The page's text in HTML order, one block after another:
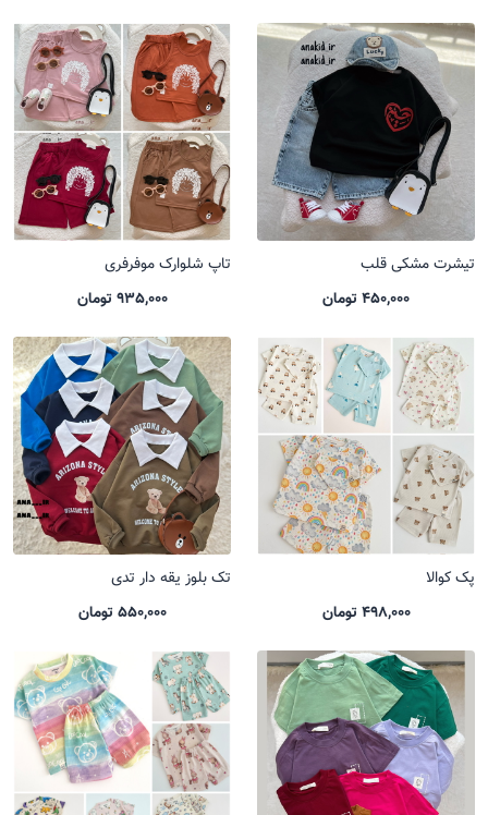
تیشرت مشکی قلب
450,000 تومان
تاپ شلوارک موفرفری
935,000 تومان
پک کوالا
498,000 تومان
تک بلوز یقه دار تدی
550,000 تومان